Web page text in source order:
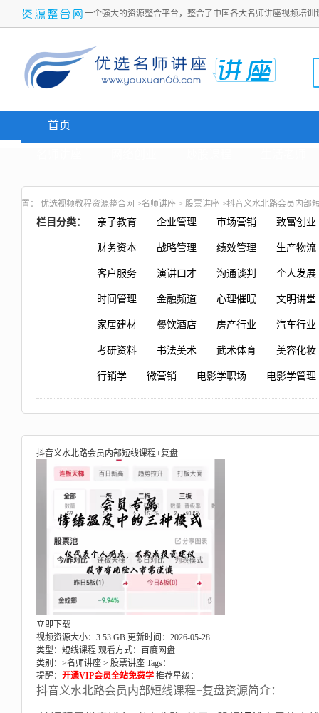
一个强大的资源整合平台，整合了中国各大名师讲座视频培
首页
置： 优选视频教程资源整合网 >名师讲座 > 股票讲座 >抖音义水北路会员内部
栏目分类： 亲子教育 企业管理 市场营销 致富创业
财务资本 战略管理 绩效管理 生产物流
客户服务 演讲口才 沟通谈判 个人发展
时间管理 金融频道 心理催眠 文明讲堂
家居建材 餐饮酒店 房产行业 汽车行业
考研资料 书法美术 武术体育 美容化妆
行销学 微营销 电影学职场 电影学管理
抖音义水北路会员内部短线课程+复盘
立即下载
视频资源大小：3.53 GB 更新时间：2026-05-28
类型：短线课程 观看方式：百度网盘
类别：>名师讲座 > 股票讲座 Tags：
提醒： 开通VIP会员全站免费学 推荐星级：
抖音义水北路会员内部短线课程+复盘资源简介：